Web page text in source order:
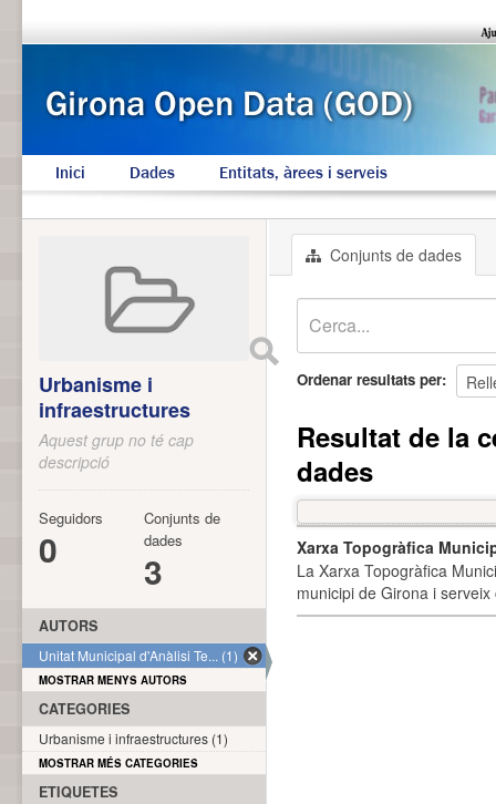
Inici Dades Entitats, àrees i serveis
Conjunts de dades
Ordenar resultats per
Resultat de la
dades
Xarxa Topogràfica
La Xarxa Topogràfica
municipi de Girona i
Urbanisme i
infraestructures
Aquest grup no té cap
descripció
Seguidors
0
Conjunts de
dades
3
AUTORS
Unitat Municipal d'Anàlisi Te... (1)
MOSTRAR MENYS AUTORS
CATEGORIES
Urbanisme i infraestructures (1)
MOSTRAR MÉS CATEGORIES
ETIQUETES